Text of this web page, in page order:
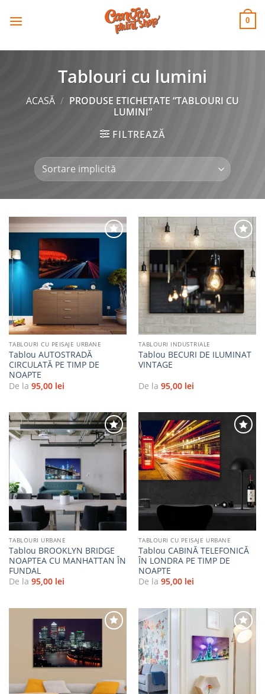
CANVAS
PRINT SHOP 0
Tablouri cu lumini
ACASĂ / PRODUSE ETICHETATE “TABLOURI CU
LUMINI”
FILTREAZĂ
Adaugă
la
favorite
TABLOURI CU PEISAJE URBANE
Tablou AUTOSTRADĂ
CIRCULATĂ PE TIMP DE
NOAPTE
De la 95,00 lei
Adaugă
favorite
TABLOURI INDUSTRIALE
Tablou BECURI DE ILUMINAT
VINTAGE
De la 95,00 lei
TABLOURI URBANE
Tablou BROOKLYN BRIDGE
NOAPTEA CU MANHATTAN ÎN
FUNDAL
De la 95,00 lei
Adaugă
la
favorite
TABLOURI CU PEISAJE URBANE
Tablou CABINĂ TELEFONICĂ
ÎN LONDRA PE TIMP DE
NOAPTE
De la 95,00 lei
Adaugă
Adaugă
favorite